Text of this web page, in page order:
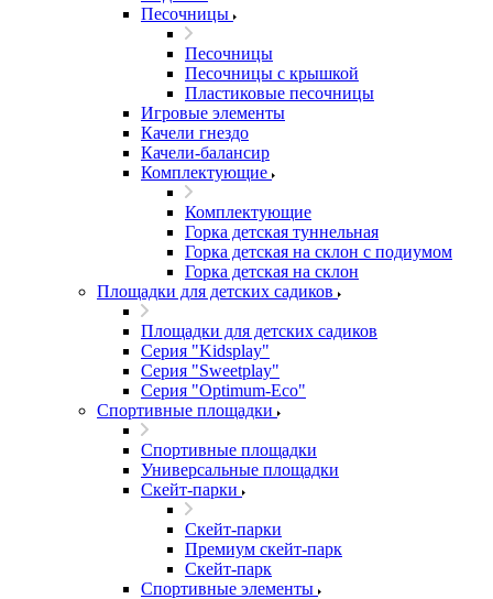
Песочницы
Песочницы
Песочницы с крышкой
Пластиковые песочницы
Игровые элементы
Качели гнездо
Качели-балансир
Комплектующие
Комплектующие
Горка детская туннельная
Горка детская на склон с подиумом
Горка детская на склон
Площадки для детских садиков
Площадки для детских садиков
Серия "Kidsplay"
Серия "Sweetplay"
Серия "Оptimum-Еco"
Спортивные площадки
Спортивные площадки
Универсальные площадки
Скейт-парки
Скейт-парки
Премиум скейт-парк
Скейт-парк
Спортивные элементы